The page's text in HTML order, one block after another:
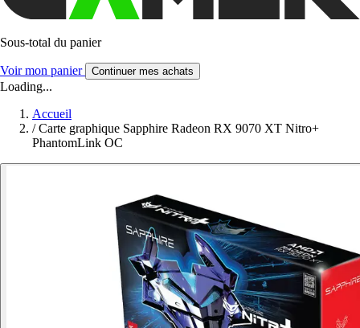
Sous-total du panier
Voir mon panier Continuer mes achats
Loading...
Accueil
/ Carte graphique Sapphire Radeon RX 9070 XT Nitro+
PhantomLink OC